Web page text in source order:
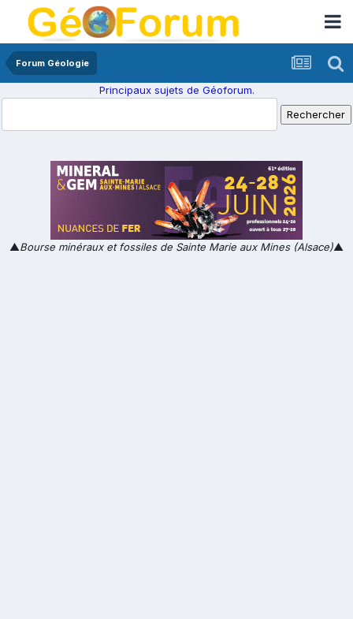
Forum Géologie
Principaux sujets de Géoforum.
▲Bourse minéraux et fossiles de Sainte Marie aux Mines (Alsace)▲